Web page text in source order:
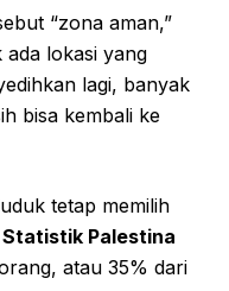
“zona aman,”
ada lokasi yang
lagi, banyak
bisa kembali ke
tetap memilih
Palestina
atau 35% dari